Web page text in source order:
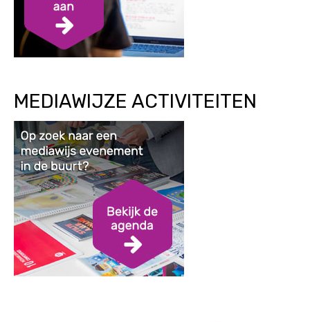
MEDIAWIJZE ACTIVITEITEN